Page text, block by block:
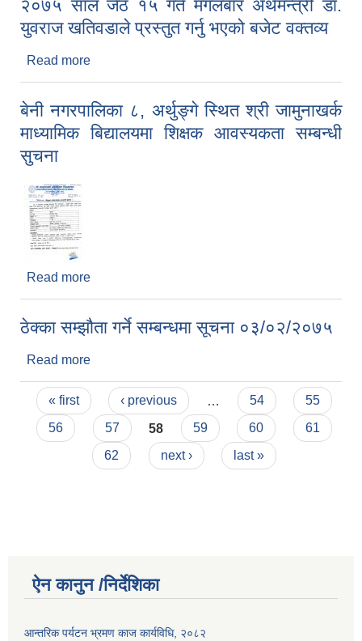
२०७५ साल जेठ १५ गते मंगलबार अर्थमन्त्री डा.
युवराज खतिवडाले प्रस्तुत गर्नु भएको बजेट वक्तव्य
Read more
बेनी नगरपालिका ८, अर्थुङ्गे स्थित श्री जामुनाखर्क
माध्यामिक बिद्यालयमा शिक्षक आवस्यकता सम्बन्धी
सुचना
Read more
ठेक्का सम्झौता गर्ने सम्बन्धमा सूचना ०३/०२/२०७५
Read more
Pages
« first ‹ previous 54
55
56
57 58 59 60
61
62
next › last »
ऐन कानुन /निर्देशिका
आन्तरिक पर्यटन भ्रमण काज कार्यविधि, २०८२